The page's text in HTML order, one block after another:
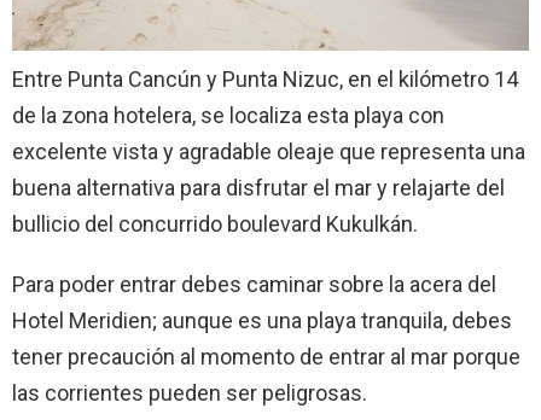
Entre Punta Cancún y Punta Nizuc, en el kilómetro 14
de la zona hotelera, se localiza esta playa con
excelente vista y agradable oleaje que representa una
buena alternativa para disfrutar el mar y relajarte del
bullicio del concurrido boulevard Kukulkán.
Para poder entrar debes caminar sobre la acera del
Hotel Meridien; aunque es una playa tranquila, debes
tener precaución al momento de entrar al mar porque
las corrientes pueden ser peligrosas.